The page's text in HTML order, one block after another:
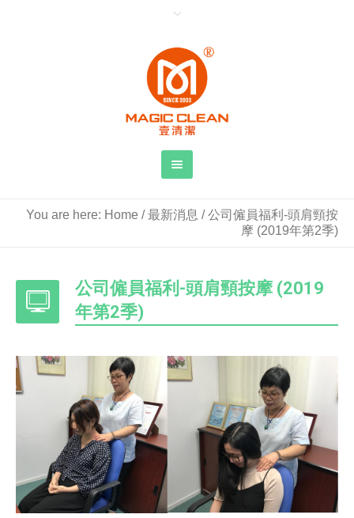
You are here: Home /最新消息 /公司僱員福利-頭肩頸按
摩 (2019年第2季)
公司僱員福利-頭肩頸按摩 (2019
年第2季)